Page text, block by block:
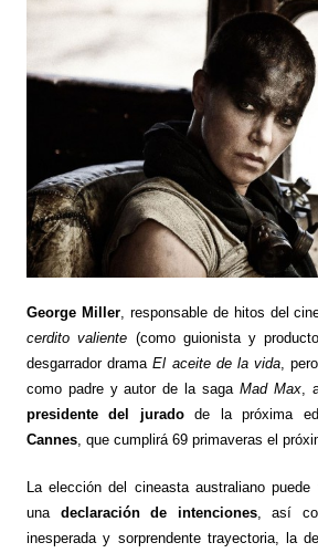
George Miller, responsable de hitos del
cerdito valiente (como guionista y
desgarrador dramaEl aceite de la vida ,
como padre y autor de la saga Mad Max,
presidente del juradode la próxima
Cannes, que cumplirá 69 primaveras el
La elección del cineasta australiano
una declaración de intenciones, así
inesperada y sorprendente trayectoria, la de